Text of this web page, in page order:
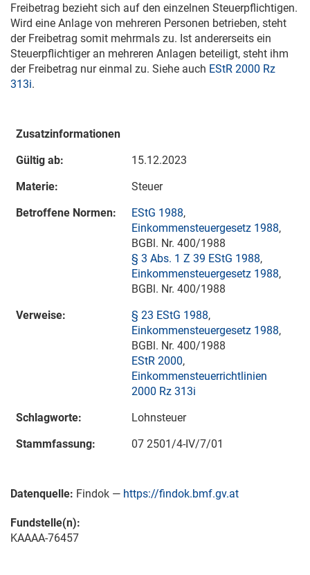
Freibetrag bezieht sich auf den einzelnen Steuerpflichtigen.
Wird eine Anlage von mehreren Personen betrieben, steht
der Freibetrag somit mehrmals zu. Ist andererseits ein
Steuerpflichtiger an mehreren Anlagen beteiligt, steht ihm
der Freibetrag nur einmal zu. Siehe auch EStR 2000 Rz
313i.
Zusatzinformationen
Gültig ab:
15.12.2023
Materie:
Steuer
Betroffene Normen:
EStG 1988,
Einkommensteuergesetz 1988,
BGBl. Nr. 400/1988
§ 3 Abs. 1 Z 39 EStG 1988,
Einkommensteuergesetz 1988,
BGBl. Nr. 400/1988
Verweise:
§ 23 EStG 1988,
Einkommensteuergesetz 1988,
BGBl. Nr. 400/1988
EStR 2000,
Einkommensteuerrichtlinien
2000 Rz 313i
Schlagworte:
Lohnsteuer
Stammfassung:
07 2501/4-IV/7/01
Datenquelle: Findok — https://findok.bmf.gv.at
Fundstelle(n):
KAAAA-76457